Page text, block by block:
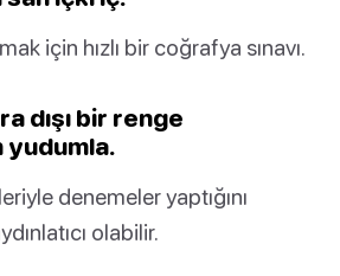
için hızlı bir coğrafya sınavı.
dışı bir renge
yudumla.
denemeler yaptığını
olabilir.